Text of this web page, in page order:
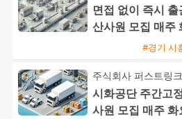
면접 없이 즉시
산사원 모집 매주
#경기 시
주식회사 퍼스트링
시화공단 주간고
사원 모집 매주